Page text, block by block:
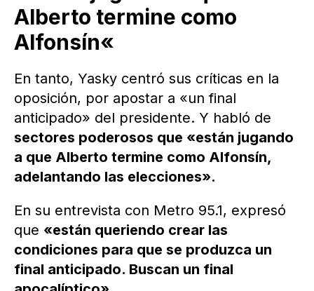
Alberto termine como
Alfonsín«
En tanto, Yasky centró sus críticas en la
oposición, por apostar a «un final
anticipado» del presidente. Y habló de
sectores poderosos que «están jugando
a que Alberto termine como Alfonsín,
adelantando las elecciones».
En su entrevista con Metro 95.1, expresó
que «están queriendo crear las
condiciones para que se produzca un
final anticipado. Buscan un final